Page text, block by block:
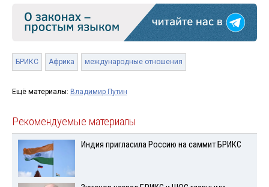
БРИКС Африка международные отношения
Ещё материалы: Владимир Путин
Рекомендуемые материалы
Индия пригласила Россию на саммит БРИКС